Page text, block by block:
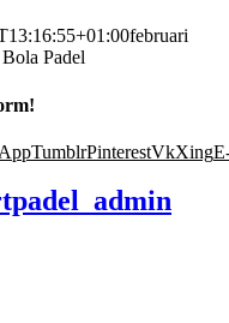
februari
Padel
TumblrPinterestVkXing